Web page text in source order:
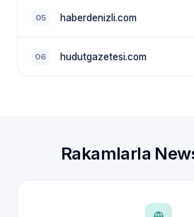
05 haberdenizli.com
06 hudutgazetesi.com
Rakamlarla